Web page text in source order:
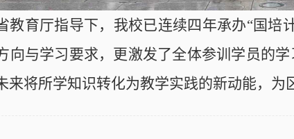
教育厅指导下，我校已连续四年承办“国培
向与学习要求，更激发了全体参训学员的
来将所学知识转化为教学实践的新动能，为